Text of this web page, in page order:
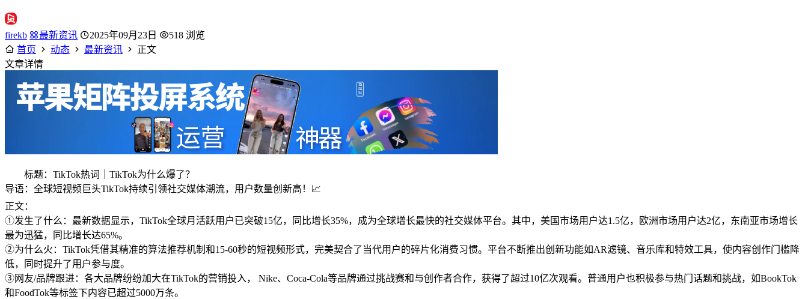
firekb 最新资讯 2025年09月23日
518 浏览
首页
动态 最新资讯
正文
文章详情
标题：TikTok热词｜TikTok为什么爆了？
导语：全球短视频巨头TikTok持续引领社交媒体潮流，用户数量创新高！📈
正文：
①发生了什么：最新数据显示，TikTok全球月活跃用户已突破15亿，同比增长35%，成为全球增长最快的社交媒体平台。其中，美国市场用户达1.5亿，欧洲市场用户达2亿，东南亚市场增长
最为迅猛，同比增长达65%。
②为什么火：TikTok凭借其精准的算法推荐机制和15-60秒的短视频形式，完美契合了当代用户的碎片化消费习惯。平台不断推出创新功能如AR滤镜、音乐库和特效工具，使内容创作门槛降
低，同时提升了用户参与度。
③网友/品牌跟进：各大品牌纷纷加大在TikTok的营销投入， Nike、Coca-Cola等品牌通过挑战赛和与创作者合作，获得了超过10亿次观看。普通用户也积极参与热门话题和挑战，如BookTok
和FoodTok等标签下内容已超过5000万条。